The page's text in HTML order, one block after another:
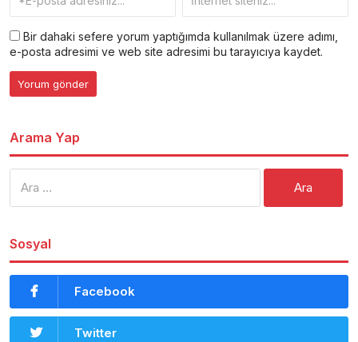
Bir dahaki sefere yorum yaptığımda kullanılmak üzere adımı,
e-posta adresimi ve web site adresimi bu tarayıcıya kaydet.
Arama Yap
Sosyal
Facebook
Twitter